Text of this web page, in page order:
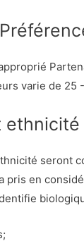
varie de 25
ethnicité
seront
pris en